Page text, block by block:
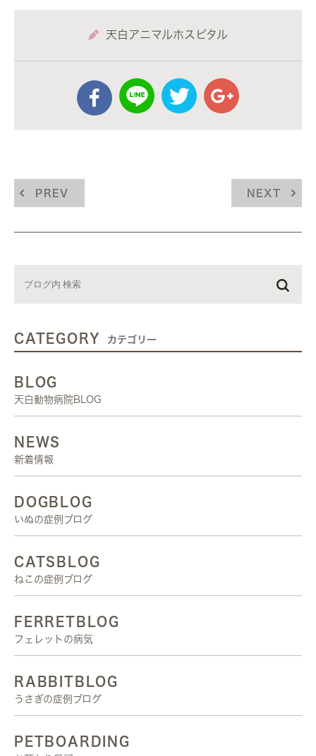
天白アニマルホスピタル
PREV NEXT
CATEGORY カテゴリー
BLOG
天白動物病院BLOG
NEWS
新着情報
DOGBLOG
いぬの症例ブログ
CATSBLOG
ねこの症例ブログ
FERRETBLOG
フェレットの病気
RABBITBLOG
うさぎの症例ブログ
PETBOARDING